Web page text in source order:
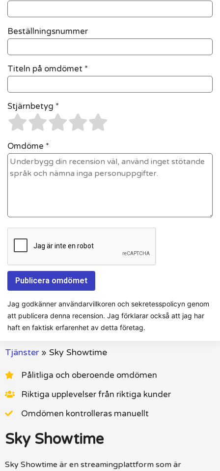
Beställningsnummer
Titeln på omdömet *
Stjärnbetyg *
Omdöme *
Jag godkänner användarvillkoren och sekretesspolicyn genom
att publicera denna recension. Jag förklarar också att jag har
haft en faktisk erfarenhet av detta företag.
Tjänster» Sky Showtime
Pålitliga och oberoende omdömen
Riktiga upplevelser från riktiga kunder
Omdömen kontrolleras manuellt
Sky Showtime
Sky Showtime är en streamingplattform som är